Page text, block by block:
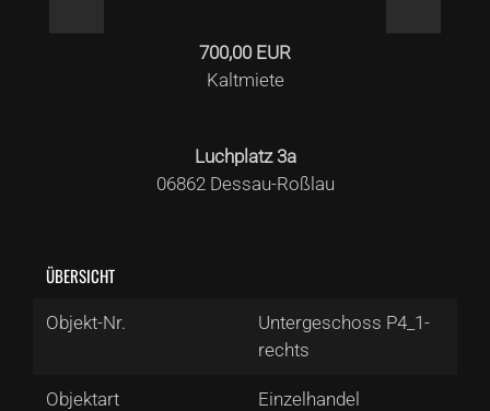
700,00 EUR
Kaltmiete
Luchplatz 3a
06862 Dessau-Roßlau
ÜBERSICHT
Objekt-Nr.
Untergeschoss P4_1-
rechts
Objektart Einzelhandel